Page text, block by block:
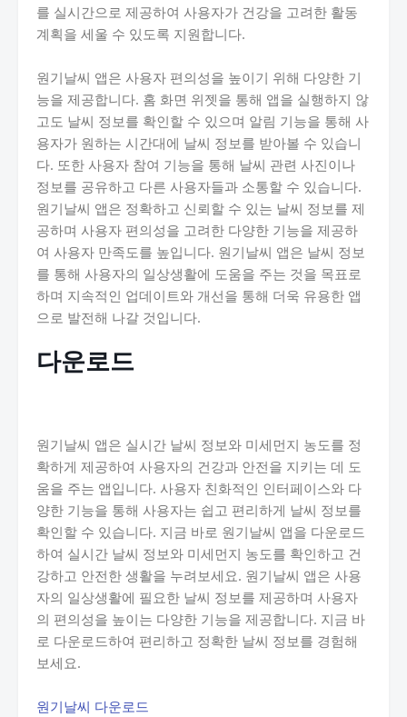
를 실시간으로 제공하여 사용자가 건강을 고려한 활동
계획을 세울 수 있도록 지원합니다.
원기날씨 앱은 사용자 편의성을 높이기 위해 다양한 기
능을 제공합니다. 홈 화면 위젯을 통해 앱을 실행하지 않
고도 날씨 정보를 확인할 수 있으며 알림 기능을 통해 사
용자가 원하는 시간대에 날씨 정보를 받아볼 수 있습니
다. 또한 사용자 참여 기능을 통해 날씨 관련 사진이나
정보를 공유하고 다른 사용자들과 소통할 수 있습니다.
원기날씨 앱은 정확하고 신뢰할 수 있는 날씨 정보를 제
공하며 사용자 편의성을 고려한 다양한 기능을 제공하
여 사용자 만족도를 높입니다. 원기날씨 앱은 날씨 정보
를 통해 사용자의 일상생활에 도움을 주는 것을 목표로
하며 지속적인 업데이트와 개선을 통해 더욱 유용한 앱
으로 발전해 나갈 것입니다.
다운로드
원기날씨 앱은 실시간 날씨 정보와 미세먼지 농도를 정
확하게 제공하여 사용자의 건강과 안전을 지키는 데 도
움을 주는 앱입니다. 사용자 친화적인 인터페이스와 다
양한 기능을 통해 사용자는 쉽고 편리하게 날씨 정보를
확인할 수 있습니다. 지금 바로 원기날씨 앱을 다운로드
하여 실시간 날씨 정보와 미세먼지 농도를 확인하고 건
강하고 안전한 생활을 누려보세요. 원기날씨 앱은 사용
자의 일상생활에 필요한 날씨 정보를 제공하며 사용자
의 편의성을 높이는 다양한 기능을 제공합니다. 지금 바
로 다운로드하여 편리하고 정확한 날씨 정보를 경험해
보세요.
원기날씨 다운로드